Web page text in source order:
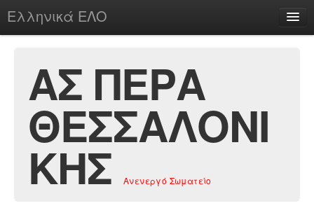
Ελληνικά ΕΛΟ
chesstu.be @ discord
Login
ΑΣ ΠΕΡΑ
ΘΕΣΣΑΛΟΝΙ
ΚΗΣ Ανενεργό Σωματείο